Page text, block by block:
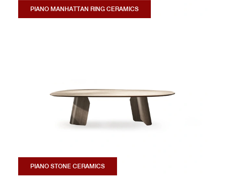
PIANO MANHATTAN RING CERAMICS
PIANO STONE CERAMICS